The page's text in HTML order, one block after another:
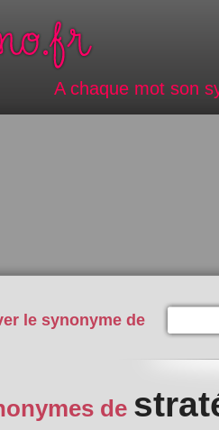
A chaque mot son
le synonyme de
de